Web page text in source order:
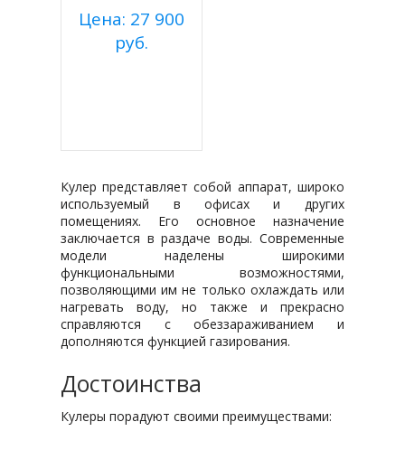
Цена: 27 900
руб.
Кулер представляет собой аппарат, широко
используемый в офисах и других
помещениях. Его основное назначение
заключается в раздаче воды. Современные
модели наделены широкими
функциональными возможностями,
позволяющими им не только охлаждать или
нагревать воду, но также и прекрасно
справляются с обеззараживанием и
дополняются функцией газирования.
Достоинства
Кулеры порадуют своими преимуществами: